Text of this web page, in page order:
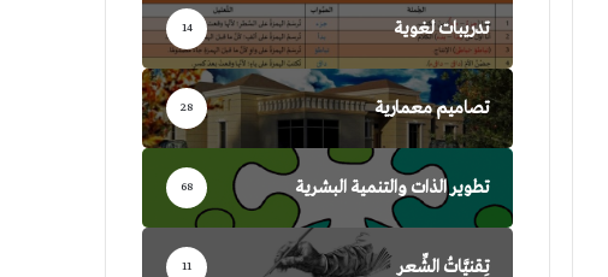
تدريبات لغوية 14
تصاميم معمارية 28
تطوير الذات والتنمية البشرية 68
تِقنيَّاتُ الشِّعر 11